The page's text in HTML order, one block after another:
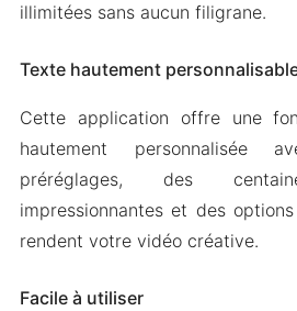
illimitées sans aucun filigrane.
Texte hautement
Cette application offre une
hautement
préréglages, des
impressionnantes et des
rendent votre vidéo créative.
Facile à utiliser